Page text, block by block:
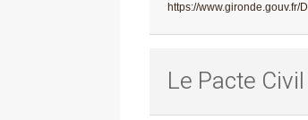
https://
Le Pacte